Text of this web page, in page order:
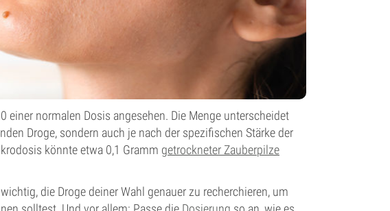
normalen Dosis angesehen. Die Menge unterscheidet
Droge, sondern auch je nach der spezifischen Stärke der
könnte etwa 0,1 Gramm getrockneter Zauberpilze
die Droge deiner Wahl genauer zu recherchieren, um